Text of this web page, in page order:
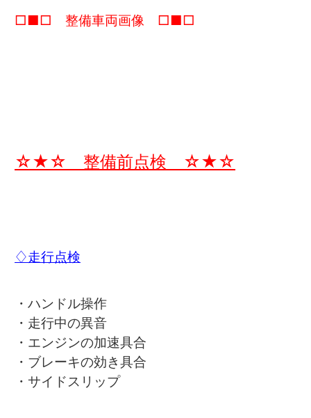
□■□ 整備車両画像 □■□
☆★☆ 整備前点検 ☆★☆
♢走行点検
・ハンドル操作
・走行中の異音
・エンジンの加速具合
・ブレーキの効き具合
・サイドスリップ